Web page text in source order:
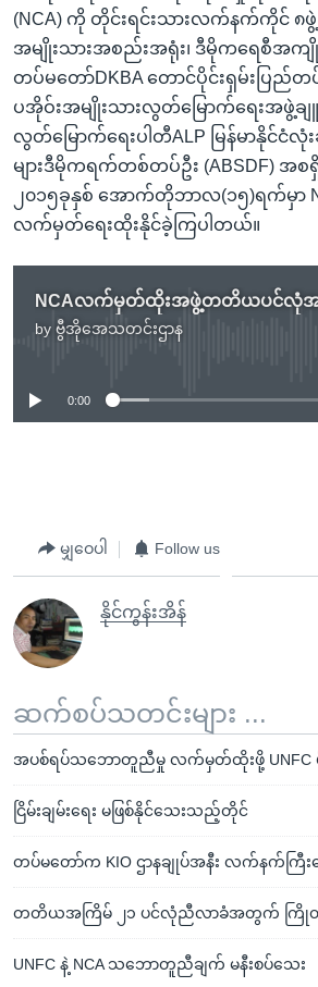
(NCA) ကို တိုင်းရင်းသားလက်နက်ကိုင် ၈ဖွဲ့
အမျိုးသားအစည်းအရုံး၊ ဒီမိုကရေစီအက
တပ်မတော်DKBA တောင်ပိုင်းရှမ်းပြည်တ
ပအိုဝ်းအမျိုးသားလွတ်မြောက်ရေးအဖွဲ့ချူ
လွတ်မြောက်ရေးပါတီALP မြန်မာနိုင်ငံလုံ
များဒီမိုကရက်တစ်တပ်ဦး (ABSDF)
၂၀၁၅ခုနှစ် အောက်တိုဘာလ(၁၅)ရက်မှာ
လက်မှတ်ရေးထိုးနိုင်ခဲ့ကြပါတယ်။
by ဗွီအိုအေသတင်းဌာန
No media source currently
0:00
မျှဝေပါ Follow us
နိုင်ကွန်းအိန်
ဆက်စပ်သတင်းများ ...
အပစ်ရပ်သဘောတူညီမှု လက်မှတ်ထိုးဖို့ UNFC ပို
ငြိမ်းချမ်းရေး မဖြစ်နိုင်သေးသည့်တိုင်
တပ်မတော်က KIO ဌာနချုပ်အနီး လက်နက်က
တတိယအကြိမ် ၂၁ ပင်လုံညီလာခံအတွက် ကြိုတ
UNFC နဲ့ NCA သဘောတူညီချက် မနီးစပ်သေး